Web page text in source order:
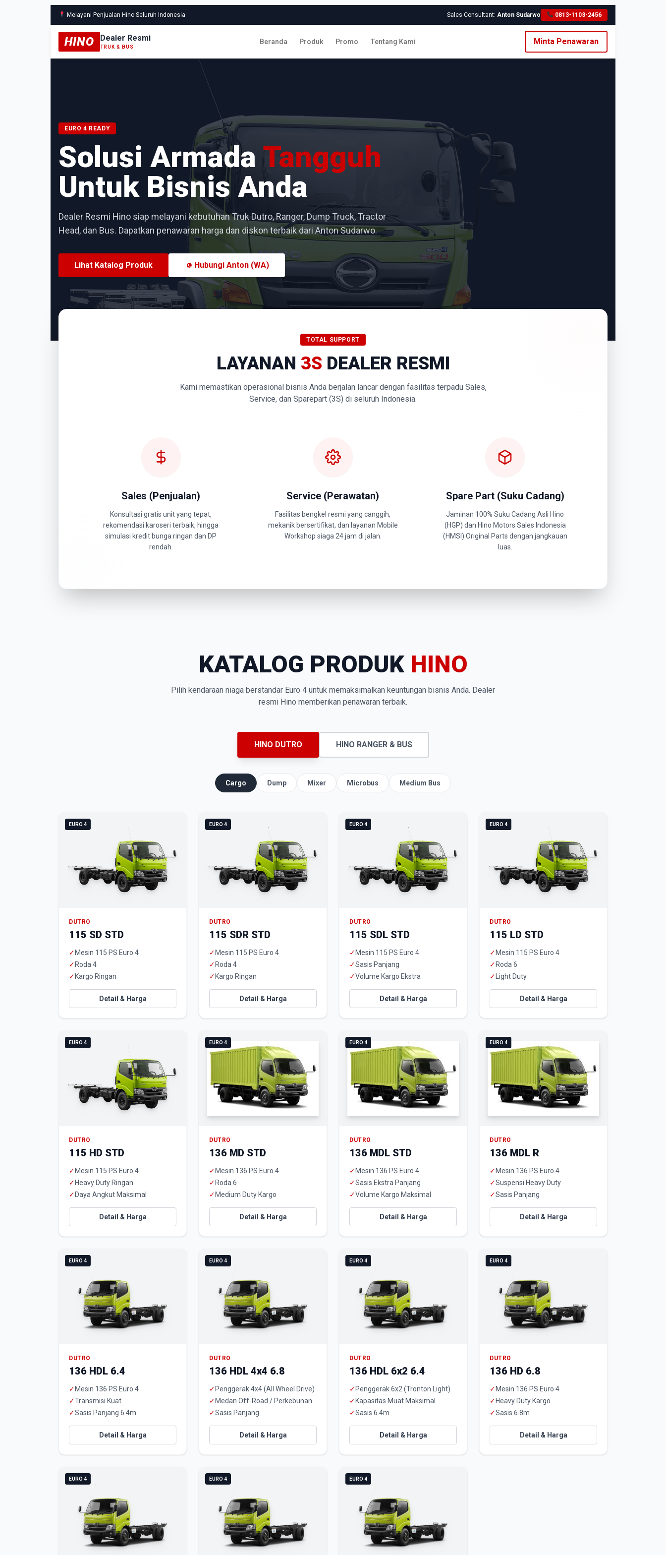
Melayani Penjualan Hino Seluruh Indonesia Sales Consultant:Anton Sudarwo 0813-1103-2456
HINO Dealer Resmi
TRUK & BUS
Beranda Produk Promo Tentang Kami Minta Penawaran
EURO 4 READY
Solusi Armada Tangguh
Untuk Bisnis Anda
Dealer Resmi Hino siap melayani kebutuhan Truk Dutro, Ranger, Dump Truck, Tractor
Head, dan Bus. Dapatkan penawaran harga dan diskon terbaik dari Anton Sudarwo.
Lihat Katalog Produk Hubungi Anton (WA)
TOTAL SUPPORT
LAYANAN 3S DEALER RESMI
Kami memastikan operasional bisnis Anda berjalan lancar dengan fasilitas terpadu Sales,
Service, dan Sparepart (3S) di seluruh Indonesia.
Sales (Penjualan)
Konsultasi gratis unit yang tepat,
rekomendasi karoseri terbaik, hingga
simulasi kredit bunga ringan dan DP
rendah.
Service (Perawatan)
Fasilitas bengkel resmi yang canggih,
mekanik bersertifikat, dan layanan Mobile
Workshop siaga 24 jam di jalan.
Spare Part (Suku Cadang)
Jaminan 100% Suku Cadang Asli Hino
(HGP) dan Hino Motors Sales Indonesia
(HMSI) Original Parts dengan jangkauan
luas.
KATALOG PRODUK HINO
Pilih kendaraan niaga berstandar Euro 4 untuk memaksimalkan keuntungan bisnis Anda. Dealer
resmi Hino memberikan penawaran terbaik.
HINO DUTRO HINO RANGER & BUS
Cargo Dump Mixer Microbus Medium Bus
EURO 4
DUTRO
115 SD STD
✓ Mesin 115 PS Euro 4
✓ Roda 4
✓ Kargo Ringan
Detail & Harga
EURO 4
DUTRO
115 SDR STD
✓ Mesin 115 PS Euro 4
✓ Roda 4
✓ Kargo Ringan
Detail & Harga
EURO 4
DUTRO
115 SDL STD
✓ Mesin 115 PS Euro 4
✓Sasis Panjang
✓Volume Kargo Ekstra
Detail & Harga
EURO 4
DUTRO
115 LD STD
✓ Mesin 115 PS Euro 4
✓ Roda 6
✓ Light Duty
Detail & Harga
EURO 4
DUTRO
115 HD STD
✓ Mesin 115 PS Euro 4
✓ Heavy Duty Ringan
✓ Daya Angkut Maksimal
Detail & Harga
EURO 4
DUTRO
136 MD STD
✓ Mesin 136 PS Euro 4
✓ Roda 6
✓ Medium Duty Kargo
Detail & Harga
EURO 4
DUTRO
136 MDL STD
✓ Mesin 136 PS Euro 4
✓Sasis Ekstra Panjang
✓Volume Kargo Maksimal
Detail & Harga
EURO 4
DUTRO
136 MDL R
✓ Mesin 136 PS Euro 4
✓Suspensi Heavy Duty
✓Sasis Panjang
Detail & Harga
EURO 4
DUTRO
136 HDL 6.4
✓ Mesin 136 PS Euro 4
✓Transmisi Kuat
✓Sasis Panjang 6.4m
Detail & Harga
EURO 4
DUTRO
136 HDL 4x4 6.8
✓ Penggerak 4x4 (All Wheel Drive)
✓ Medan Off-Road / Perkebunan
✓Sasis Panjang
Detail & Harga
EURO 4
DUTRO
136 HDL 6x2 6.4
✓ Penggerak 6x2 (Tronton Light)
✓ Kapasitas Muat Maksimal
✓Sasis 6.4m
Detail & Harga
EURO 4
DUTRO
136 HD 6.8
✓ Mesin 136 PS Euro 4
✓ Heavy Duty Kargo
✓Sasis 6.8m
Detail & Harga
EURO 4 EURO 4 EURO 4